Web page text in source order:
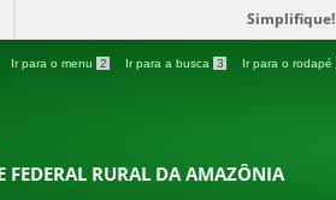
Simplifique!
Ir para o menu 2 Ir para a busca 3 Ir para o rodapé
FEDERAL RURAL DA AMAZÔNIA